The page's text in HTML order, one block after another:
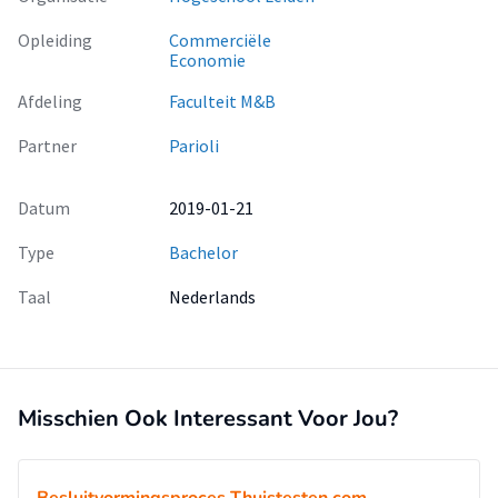
Opleiding
Commerciële
Economie
Afdeling
Faculteit M&B
Partner
Parioli
Datum
2019-01-21
Type
Bachelor
Taal
Nederlands
Misschien Ook Interessant Voor Jou?